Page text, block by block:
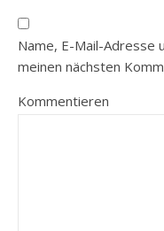
Name, E-Mail-Adresse
meinen nächsten
Kommentieren